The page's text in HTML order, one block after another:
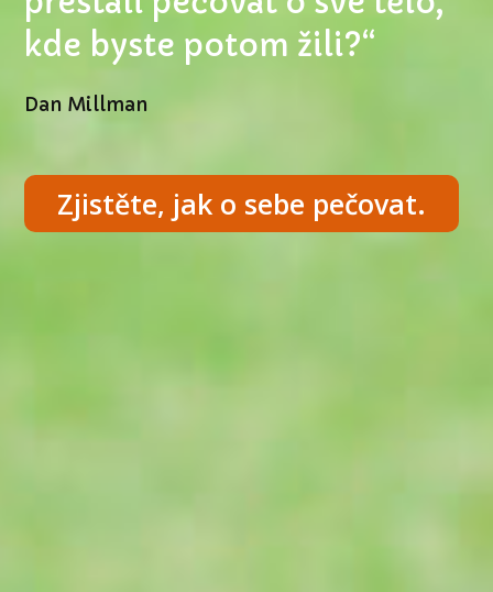
kde byste potom žili?“
Dan Millman
Zjistěte, jak o sebe pečovat.